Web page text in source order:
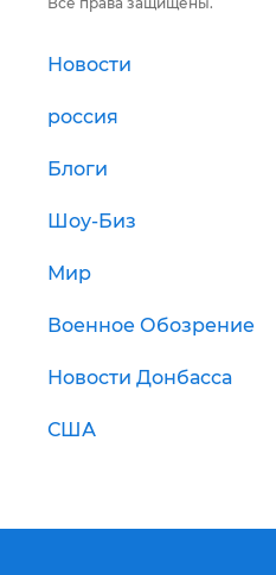
Новости
россия
Блоги
Шоу-Биз
Мир
Военное Обозрение
Новости Донбасса
США